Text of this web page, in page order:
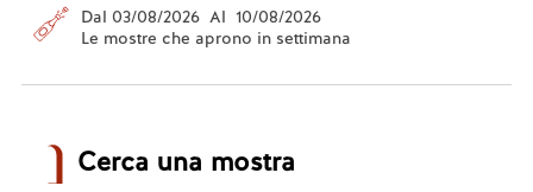
Dal 03/08/2026 Al 10/08/2026
Le mostre che aprono in settimana
Cerca una mostra